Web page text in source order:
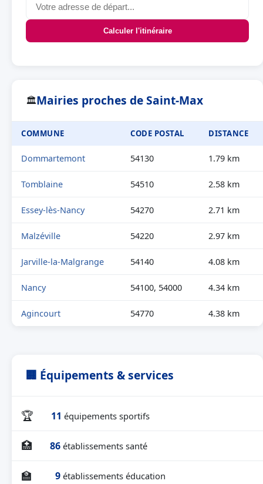
Calculer l'itinéraire
🏛Mairies proches de Saint-Max
COMMUNE CODE POSTAL DISTANCE
Dommartemont 54130 1.79 km
Tomblaine 54510 2.58 km
Essey-lès-Nancy 54270 2.71 km
Malzéville 54220 2.97 km
Jarville-la-Malgrange 54140 4.08 km
Nancy 54100, 54000 4.34 km
Agincourt 54770 4.38 km
🏢 Équipements & services
🏆 11 équipements sportifs
🏥 86 établissements santé
🏫 9 établissements éducation